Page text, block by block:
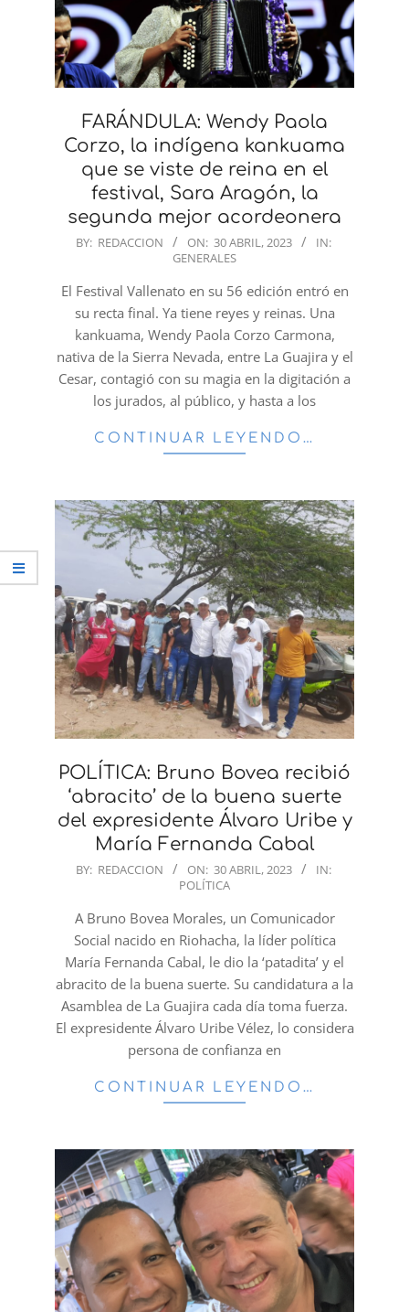
FARÁNDULA: Wendy Paola
Corzo, la indígena kankuama
que se viste de reina en el
festival, Sara Aragón, la
segunda mejor acordeonera
2023-
30
BY: REDACCION ON: 30 ABRIL, 2023
IN:
GENERALES
El Festival Vallenato en su 56 edición entró en
su recta final. Ya tiene reyes y reinas. Una
kankuama, Wendy Paola Corzo Carmona,
nativa de la Sierra Nevada, entre La Guajira y el
Cesar, contagió con su magia en la digitación a
los jurados, al público, y hasta a los
CONTINUAR LEYENDO…
POLÍTICA: Bruno Bovea recibió
‘abracito’ de la buena suerte
del expresidente Álvaro Uribe y
María Fernanda Cabal
2023-
BY: REDACCION ON: 30 ABRIL, 2023
IN:
POLÍTICA
A Bruno Bovea Morales, un Comunicador
Social nacido en Riohacha, la líder política
María Fernanda Cabal, le dio la ‘patadita’ y el
abracito de la buena suerte. Su candidatura a la
Asamblea de La Guajira cada día toma fuerza.
El expresidente Álvaro Uribe Vélez, lo considera
persona de confianza en
CONTINUAR LEYENDO…